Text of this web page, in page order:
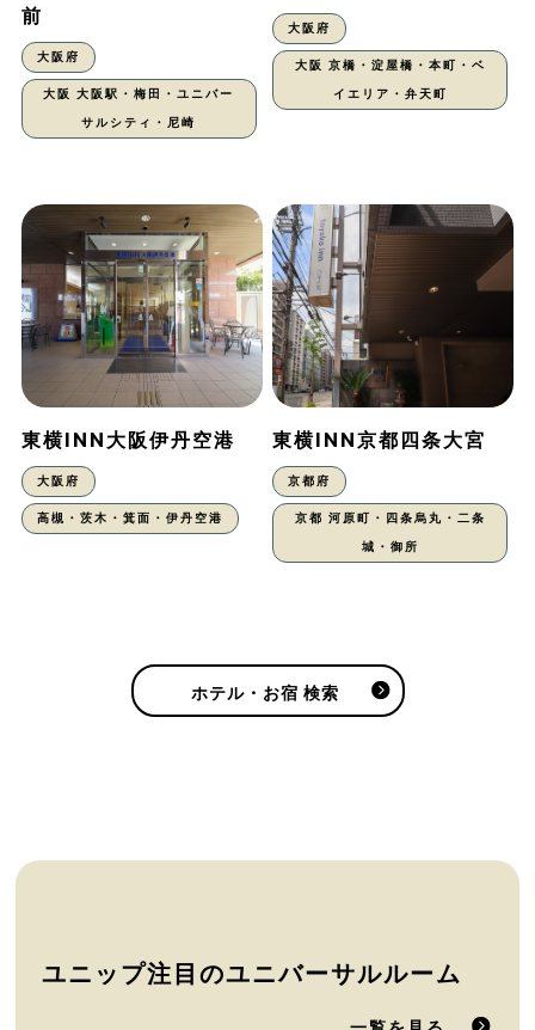
前
大阪府
大阪 大阪駅・梅田・ユニバー
サルシティ・尼崎
大阪府
大阪 京橋・淀屋橋・本町・ベ
イエリア・弁天町
東横INN大阪伊丹空港
大阪府
高槻・茨木・箕面・伊丹空港
東横INN京都四条大宮
京都府
京都 河原町・四条烏丸・二条
城・御所
ホテル・お宿 検索
ユニップ注目のユニバーサルルーム